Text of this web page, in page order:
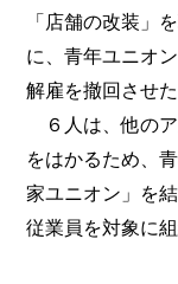
「店舗の改装」
に、青年ユニオ
解雇を撤回させた
６人は、他の
をはかるため、
家ユニオン」を
従業員を対象に